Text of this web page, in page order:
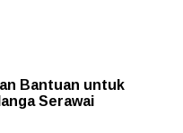
Bantuan untuk
Serawai